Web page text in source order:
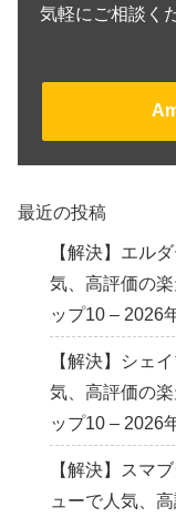
気軽にご相談く
最近の投稿
【解決】エル
気、高評価の
ップ10 – 2026
【解決】シェ
気、高評価の
ップ10 – 2026
【解決】スマ
ューで人気、